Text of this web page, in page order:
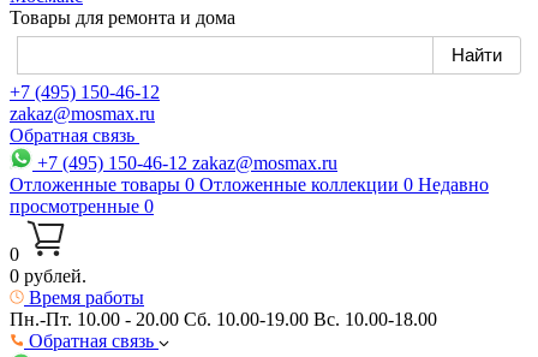
Товары для ремонта и дома
+7 (495) 150-46-12
zakaz@mosmax.ru
Обратная связь
+7 (495) 150-46-12 zakaz@mosmax.ru
Отложенные товары 0 Отложенные коллекции 0 Недавно
просмотренные 0
0
0 рублей.
Время работы
Пн.-Пт. 10.00 - 20.00 Сб. 10.00-19.00 Вс. 10.00-18.00
Обратная связь